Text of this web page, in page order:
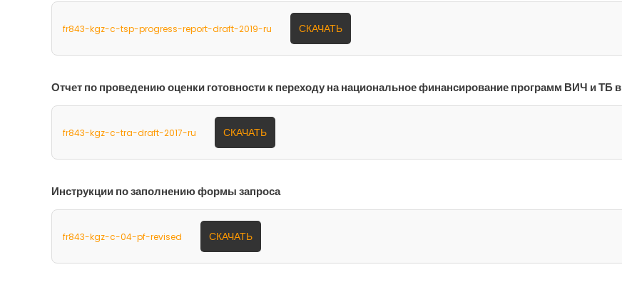
fr843-kgz-c-tsp-progress-report-draft-2019-ru СКАЧАТЬ
Отчет по проведению оценки готовности к переходу на национальное финансирование программ ВИЧ и ТБ в
fr843-kgz-c-tra-draft-2017-ru СКАЧАТЬ
Инструкции по заполнению формы запроса
fr843-kgz-c-04-pf-revised СКАЧАТЬ